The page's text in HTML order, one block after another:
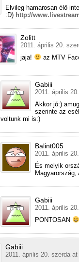
Elvileg hamarosan élő
:D) http://
Zolitt
2011. április 20.
jaja!
az MTV
Gabiii
2011. április
Akkor jó:)
szerinte az
voltunk mi is:)
Balint005
2011. április
És melyik
Gabiii
2011. április
PONTOSAN
Gabiii
2011. április 20. szerda at